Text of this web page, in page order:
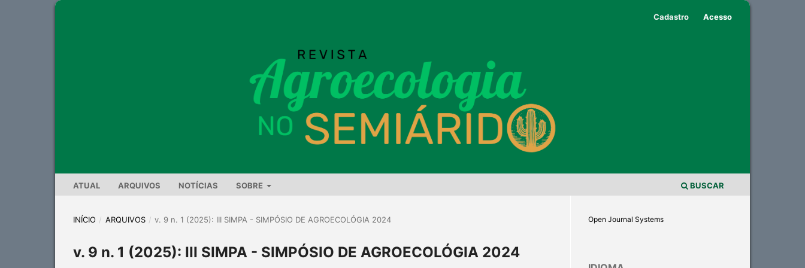
ATUAL ARQUIVOS NOTÍCIAS SOBRE BUSCAR
Cadastro Acesso
INÍCIO / ARQUIVOS / v. 9 n. 1 (2025): III SIMPA - SIMPÓSIO DE AGROECOLÓGIA 2024
v. 9 n. 1 (2025): III SIMPA - SIMPÓSIO DE AGROECOLÓGIA 2024
Open Journal Systems